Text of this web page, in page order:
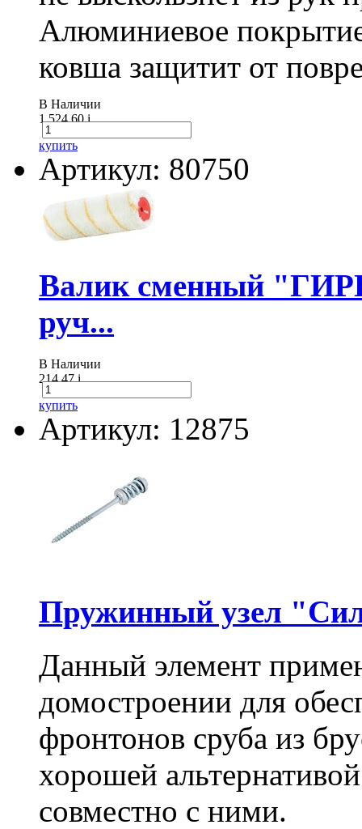
Алюминиевое
ковша защитит от
В Наличии
1 524.60i
купить
Артикул: 80750
Валик сменный
руч...
В Наличии
214.47i
купить
Артикул: 12875
Пружинный узел
Данный элемент
домостроении для
фронтонов сруба из
хорошей
совместно с ними.